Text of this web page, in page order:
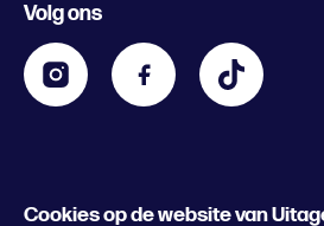
Cookies op de website van
Contact
Zakelijk
Kids
Volg ons